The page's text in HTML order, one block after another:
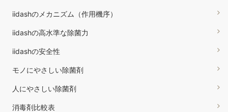
iidashのメカニズム（作用機序）
iidashの高水準な除菌力
iidashの安全性
モノにやさしい除菌剤
人にやさしい除菌剤
消毒剤比較表